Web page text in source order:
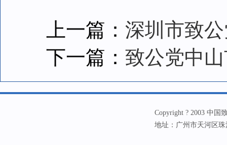
上一篇： 深圳市致
下一篇： 致公党中
Copyright ? 2003 中国
地址：广州市天河区